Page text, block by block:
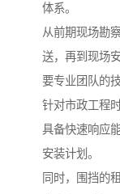
体系。
从前期现场勘
送，再到现场
要专业团队的
针对市政工程
具备快速响应
安装计划。
同时，围挡的